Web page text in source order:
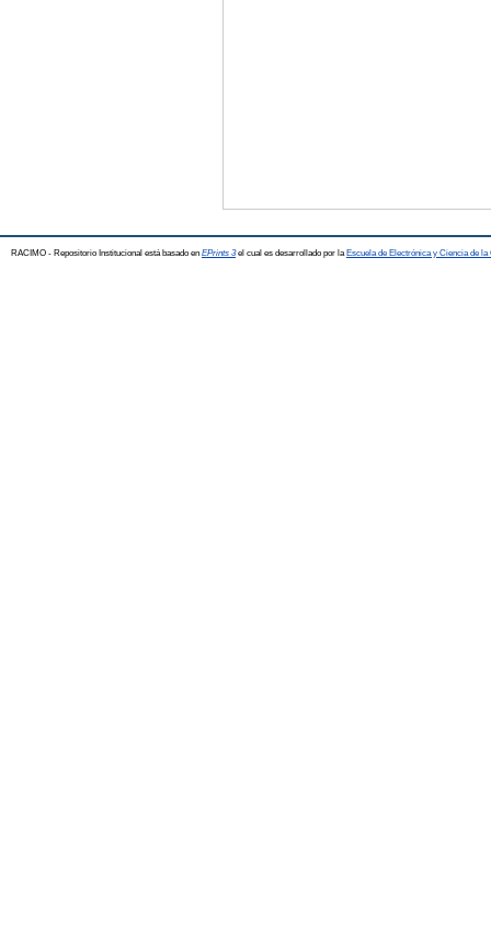
RACIMO - Repositorio Institucional está basado en EPrints 3el cual es desarrollado por la Escuela de Electrónica y Ciencia de la